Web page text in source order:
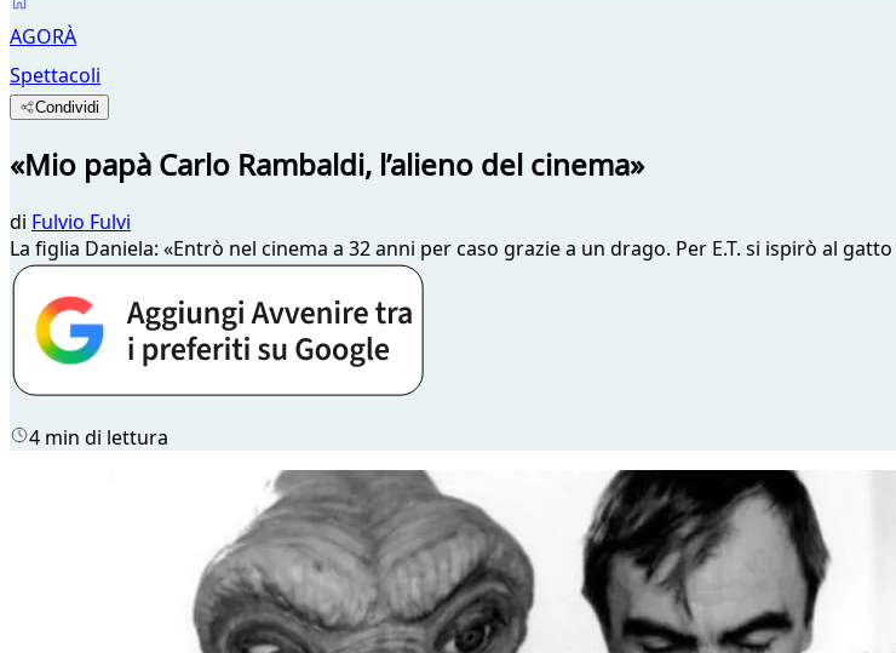
AGORÀ
Spettacoli
Condividi
«Mio papà Carlo Rambaldi, l’alieno del cinema»
di Fulvio Fulvi
La figlia Daniela: «Entrò nel cinema a 32 anni per caso grazie a un drago. Per E.T. si ispirò al
4 min di lettura